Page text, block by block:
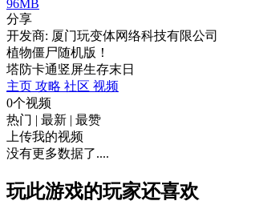
96MB
分享
开发商: 厦门玩变体网络科技有限公司
植物僵尸随机版！
塔防卡通竖屏生存末日
主页 攻略 社区 视频
0个视频
热门 | 最新 | 最赞
上传我的视频
没有更多数据了....
玩此游戏的玩家还喜欢